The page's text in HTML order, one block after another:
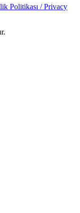
Politikası / Privacy